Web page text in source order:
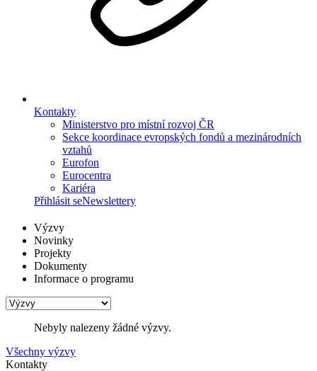
Kontakty
Ministerstvo pro místní rozvoj ČR
Sekce koordinace evropských fondů a mezinárodních
vztahů
Eurofon
Eurocentra
Kariéra
Přihlásit seNewslettery
Výzvy
Novinky
Projekty
Dokumenty
Informace o programu
Nebyly nalezeny žádné výzvy.
Všechny výzvy
Kontakty